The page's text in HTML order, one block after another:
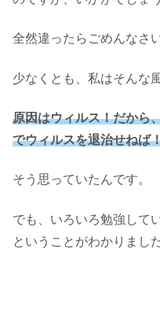
全然違ったらごめんなさ
少なくとも、私はそんな
原因はウィルス！だから
でウィルスを退治せねば
そう思っていたんです。
でも、いろいろ勉強して
ということがわかりました